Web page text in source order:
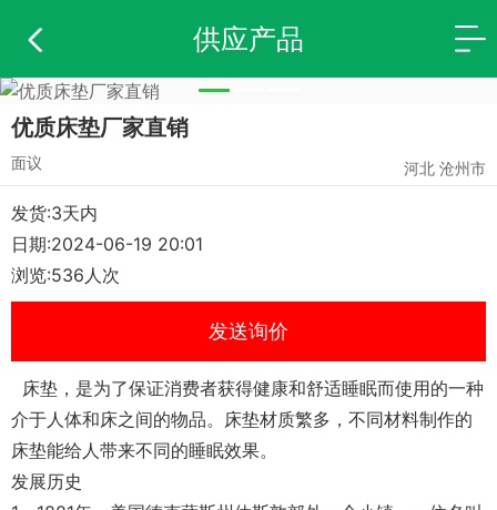
供应产品
优质床垫厂家直销
面议 河北 沧州市
发货:3天内
日期:2024-06-19 20:01
浏览:536人次
发送询价
床垫，是为了保证消费者获得健康和舒适睡眠而使用的一种
介于人体和床之间的物品。床垫材质繁多，不同材料制作的
床垫能给人带来不同的睡眠效果。
发展历史